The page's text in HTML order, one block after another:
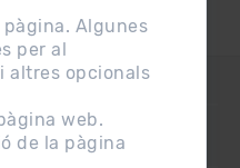
Algunes
per al
altres opcionals
web.
de la pàgina